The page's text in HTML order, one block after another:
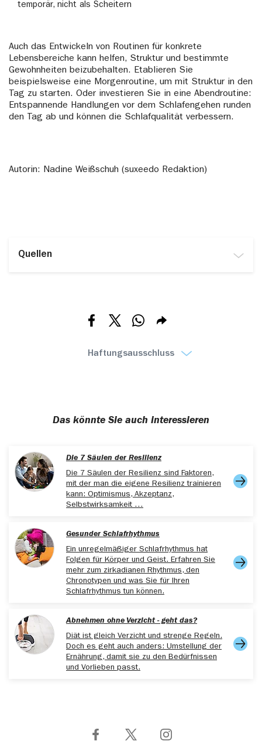
temporär, nicht als Scheitern
Auch das Entwickeln von Routinen für konkrete
Lebensbereiche kann helfen, Struktur und bestimmte
Gewohnheiten beizubehalten. Etablieren Sie
beispielsweise eine Morgenroutine, um mit Struktur in den
Tag zu starten. Oder investieren Sie in eine Abendroutine:
Entspannende Handlungen vor dem Schlafengehen runden
den Tag ab und können die Schlafqualität verbessern.
Autorin: Nadine Weißschuh (suxeedo Redaktion)
Quellen
loswerden-So-gelingt-es,vorsaetze226.html,
Lally, P., Jaarsveld, C., Potts, H., & Wardle, J. (2010).
How are habits formed: Modelling habit formation in
the real world.European Journal of Social Psychology,
40, 998-1009.
Teilen via Facebook
Teilen via XTeilen via Whatsapp
Teilen via E-mail
Haftungsausschluss
Das könnte Sie auch interessieren
Die 7 Säulen der Resilienz
Die 7 Säulen der Resilienz sind Faktoren,
mit der man die eigene Resilienz trainieren
kann: Optimismus, Akzeptanz,
Selbstwirksamkeit …
Gesunder Schlafrhythmus
Ein unregelmäßiger Schlafrhythmus hat
Folgen für Körper und Geist. Erfahren Sie
mehr zum zirkadianen Rhythmus, den
Chronotypen und was Sie für Ihren
Schlafrhythmus tun können.
Abnehmen ohne Verzicht - geht das?
Diät ist gleich Verzicht und strenge Regeln.
Doch es geht auch anders: Umstellung der
Ernährung, damit sie zu den Bedürfnissen
und Vorlieben passt.